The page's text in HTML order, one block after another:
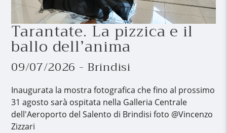
Tarantate. La pizzica e il
ballo dell’anima
09/07/2026 - Brindisi
Inaugurata la mostra fotografica che fino al prossimo
31 agosto sarà ospitata nella Galleria Centrale
dell'Aeroporto del Salento di Brindisi foto @Vincenzo
Zizzari